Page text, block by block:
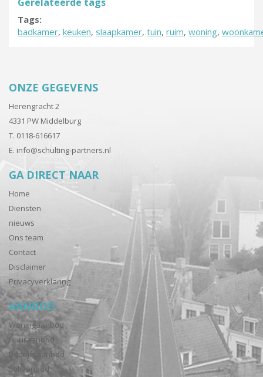
Tags:
badkamer, keuken, slaapkamer, tuin, ruim, woning,
ONZE GEGEVENS
Herengracht 2
4331 PW Middelburg
T. 0118-616617
E. info@schulting-partners.nl
GA DIRECT NAAR
Home
Diensten
nieuws
Ons team
Contact
Disclaimer
Privacyverklaring
AANBOD
Woningaanbod
Huuraanbod
Bedrijfsaanbod
Stil aanbod